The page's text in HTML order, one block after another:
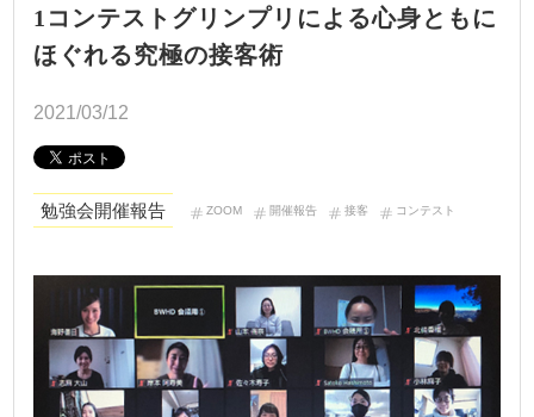
1コンテストグリンプリによる心身ともに
ほぐれる究極の接客術
2021/03/12
勉強会開催報告 ZOOM 開催報告 接客 コンテスト